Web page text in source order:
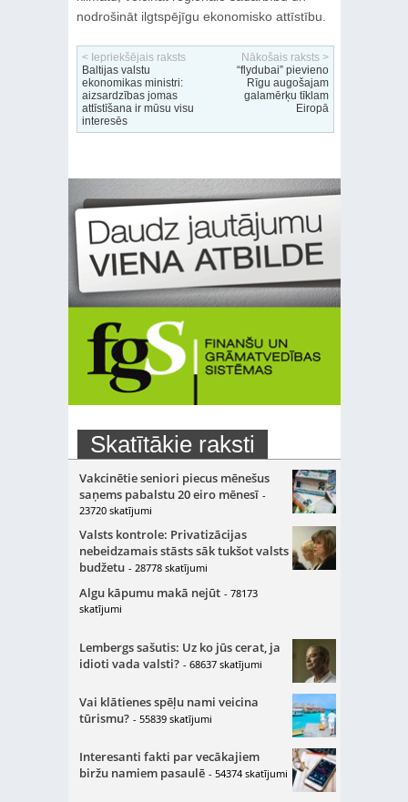
nodrošināt ilgtspējīgu ekonomisko attīstību.
< Iepriekšējais raksts
Baltijas valstu
ekonomikas ministri:
aizsardzības jomas
attīstīšana ir mūsu visu
interesēs
Nākošais raksts >
“flydubai” pievieno
Rīgu augošajam
galamērķu tīklam
Eiropā
Skatītākie raksti
Vakcinētie seniori piecus mēnešus
saņems pabalstu 20 eiro mēnesī -
23720 skatījumi
Valsts kontrole: Privatizācijas
nebeidzamais stāsts sāk tukšot valsts
budžetu - 28778 skatījumi
Algu kāpumu makā nejūt - 78173
skatījumi
Lembergs sašutis: Uz ko jūs cerat, ja
idioti vada valsti? - 68637 skatījumi
Vai klātienes spēļu nami veicina
tūrismu? - 55839 skatījumi
Interesanti fakti par vecākajiem
biržu namiem pasaulē - 54374 skatījumi